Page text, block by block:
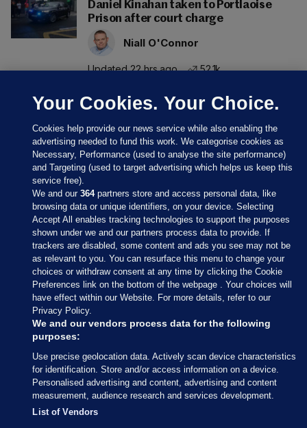
Daniel Kinahan taken to Portlaoise
Prison after court charge
Niall O'Connor
Updated 22 hrs ago 52.1k
Sections
Journal Media
Our Network
Terms & Legal Notices
© 2026 Journal Media Ltd
Switch to Desktop
Your Cookies. Your Choice.
Cookies help provide our news service while also enabling the
advertising needed to fund this work. We categorise cookies as
Necessary, Performance (used to analyse the site performance)
and Targeting (used to target advertising which helps us keep this
service free).
We and our364partners store and access personal data, like
browsing data or unique identifiers, on your device. Selecting
Accept All enables tracking technologies to support the purposes
shown under we and our partners process data to provide. If
trackers are disabled, some content and ads you see may not be
as relevant to you. You can resurface this menu to change your
choices or withdraw consent at any time by clicking the Cookie
Preferences link on the bottom of the webpage . Your choices will
have effect within our Website. For more details, refer to our
Privacy Policy.
We and our vendors process data for the following
purposes:
Use precise geolocation data. Actively scan device characteristics
for identification. Store and/or access information on a device.
Personalised advertising and content, advertising and content
measurement, audience research and services development.
List of Vendors